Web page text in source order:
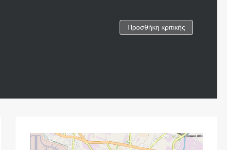
Προσθήκη κριτικής